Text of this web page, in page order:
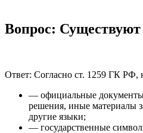
Вопрос: Существуют
Ответ: Согласно ст. 1259 ГК РФ,
— официальные документы
решения, иные материалы
другие языки;
— государственные